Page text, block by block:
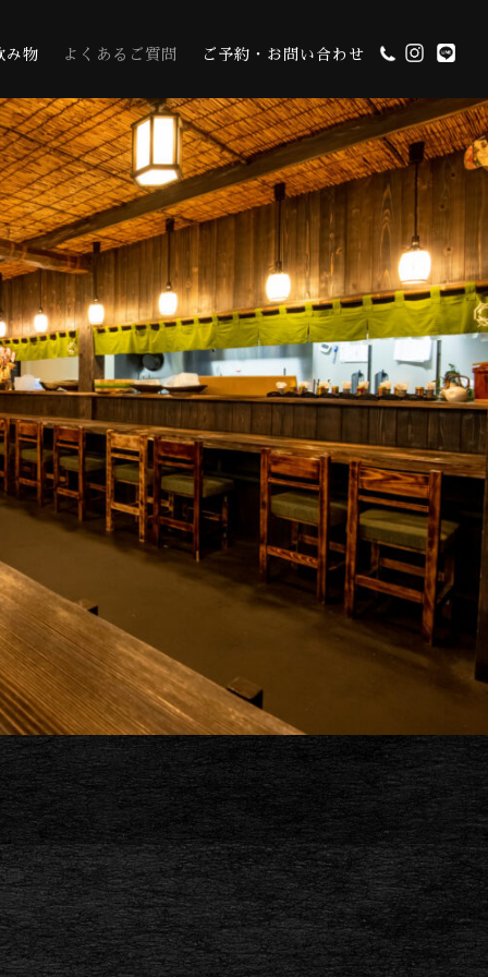
み物 よくあるご質問 ご予約・お問い合わせ